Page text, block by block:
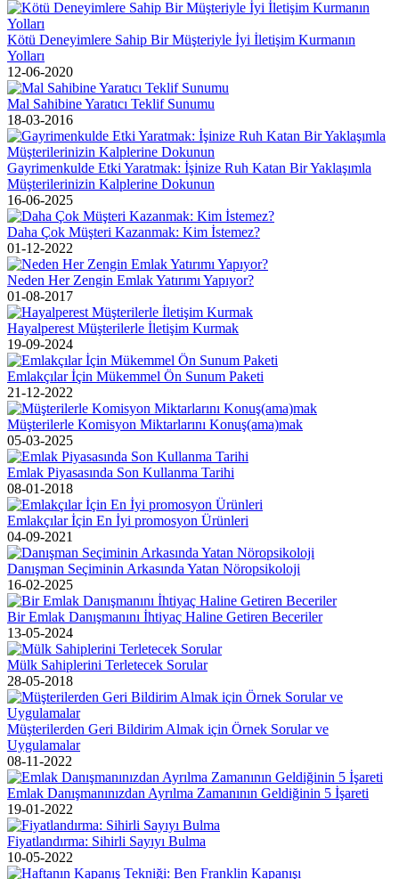
Kötü Deneyimlere Sahip Bir Müşteriyle İyi İletişim Kurmanın
Yolları
12-06-2020
Mal Sahibine Yaratıcı Teklif Sunumu
18-03-2016
Gayrimenkulde Etki Yaratmak: İşinize Ruh Katan Bir Yaklaşımla
Müşterilerinizin Kalplerine Dokunun
16-06-2025
Daha Çok Müşteri Kazanmak: Kim İstemez?
01-12-2022
Neden Her Zengin Emlak Yatırımı Yapıyor?
01-08-2017
Hayalperest Müşterilerle İletişim Kurmak
19-09-2024
Emlakçılar İçin Mükemmel Ön Sunum Paketi
21-12-2022
Müşterilerle Komisyon Miktarlarını Konuş(ama)mak
05-03-2025
Emlak Piyasasında Son Kullanma Tarihi
08-01-2018
Emlakçılar İçin En İyi promosyon Ürünleri
04-09-2021
Danışman Seçiminin Arkasında Yatan Nöropsikoloji
16-02-2025
Bir Emlak Danışmanını İhtiyaç Haline Getiren Beceriler
13-05-2024
Mülk Sahiplerini Terletecek Sorular
28-05-2018
Müşterilerden Geri Bildirim Almak için Örnek Sorular ve
Uygulamalar
08-11-2022
Emlak Danışmanınızdan Ayrılma Zamanının Geldiğinin 5 İşareti
19-01-2022
Fiyatlandırma: Sihirli Sayıyı Bulma
10-05-2022